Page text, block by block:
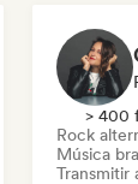
> 400
Rock
Música
Transmitir